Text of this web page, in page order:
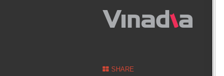
SHARE